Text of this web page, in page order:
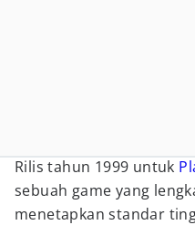
Rilis tahun 1999 untuk
sebuah game yang
menetapkan standar